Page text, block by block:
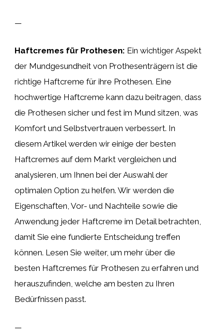
—
Haftcremes für Prothesen: Ein wichtiger Aspekt
der Mundgesundheit von Prothesenträgern ist die
richtige Haftcreme für ihre Prothesen. Eine
hochwertige Haftcreme kann dazu beitragen, dass
die Prothesen sicher und fest im Mund sitzen, was
Komfort und Selbstvertrauen verbessert. In
diesem Artikel werden wir einige der besten
Haftcremes auf dem Markt vergleichen und
analysieren, um Ihnen bei der Auswahl der
optimalen Option zu helfen. Wir werden die
Eigenschaften, Vor- und Nachteile sowie die
Anwendung jeder Haftcreme im Detail betrachten,
damit Sie eine fundierte Entscheidung treffen
können. Lesen Sie weiter, um mehr über die
besten Haftcremes für Prothesen zu erfahren und
herauszufinden, welche am besten zu Ihren
Bedürfnissen passt.
—